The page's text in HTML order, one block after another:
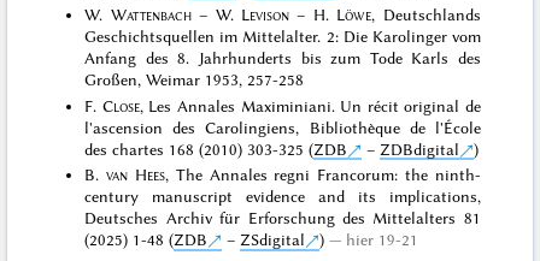
W. Wattenbach– W. Levison – H. Löwe, Deutschlands
Geschichtsquellen im Mittelalter. 2: Die Karolinger vom
Anfang des 8. Jahrhunderts bis zum Tode Karls des
Großen, Weimar 1953, 257-258
F. Close, Les Annales Maximiniani. Un récit original de
l'ascension des Carolingiens, Bibliothèque de l'École
des chartes 168 (2010) 303-325 (ZDB – ZDBdigital
)
B.van Hees, The Annales regni Francorum: the ninth-
century manuscript evidence and its implications,
Deutsches Archiv für Erforschung des Mittelalters 81
(2025) 1-48 (ZDB –ZSdigital ) hier 19-21